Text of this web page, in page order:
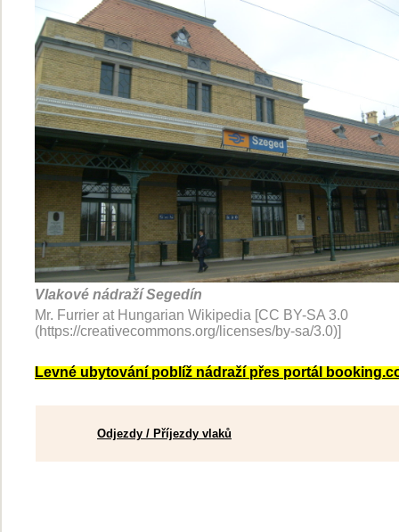
Vlakové nádraží Segedín
Mr. Furrier at Hungarian Wikipedia [CC BY-SA 3.0
(https://creativecommons.org/licenses/by-sa/3.0)]
Levné ubytování poblíž nádraží přes portál
Odjezdy / Příjezdy vlaků